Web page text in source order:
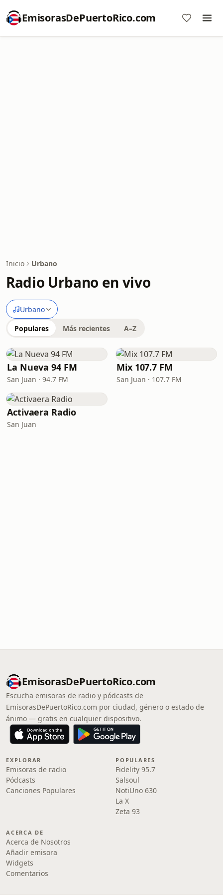
EmisorasDePuertoRico.com
Inicio Urbano
Radio Urbano en vivo
Urbano
Populares Más recientes A–Z
La Nueva 94 FM
San Juan · 94.7 FM
Mix 107.7 FM
San Juan · 107.7 FM
Activaera Radio
San Juan
EmisorasDePuertoRico.com
Escucha emisoras de radio y pódcasts de
EmisorasDePuertoRico.com por ciudad, género o estado de
ánimo — gratis en cualquier dispositivo.
EXPLORAR
Emisoras de radio
Pódcasts
Canciones Populares
POPULARES
Fidelity 95.7
Salsoul
NotiUno 630
La X
Zeta 93
ACERCA DE
Acerca de Nosotros
Añadir emisora
Widgets
Comentarios